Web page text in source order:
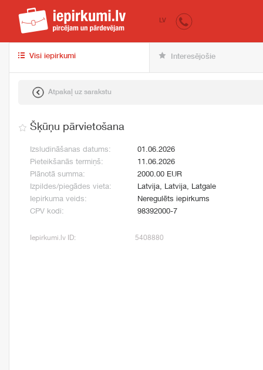
iepirkumi.lv
LV
Visi iepirkumi Interesējošie
Atpakaļ uz sarakstu
Šķūņu pārvietošana
Izsludināšanas datums:
01.06.2026
Pieteikšanās termiņš:
11.06.2026
Plānotā summa:
2000.00 EUR
Izpildes/piegādes vieta:
Latvija, Latvija, Latgale
Iepirkuma veids:
Neregulēts iepirkums
CPV kodi:
98392000-7
Iepirkumi.lv ID: 5408880